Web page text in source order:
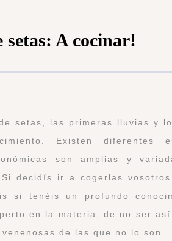
setas: A cocinar!
setas, las primeras lluvias y
Existen
son amplias y
decidís ir a cogerlas vosotros
si tenéis un profundo
en la materia, de no ser
de las que no lo son.